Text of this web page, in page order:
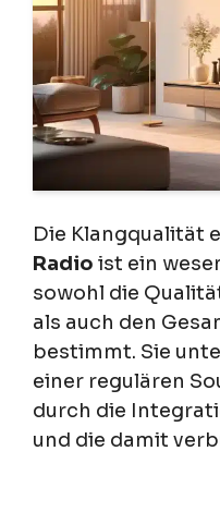
Die Klangqualität
Radio ist ein
sowohl die
als auch den
bestimmt. Sie
einer regulären
durch die
und die damit